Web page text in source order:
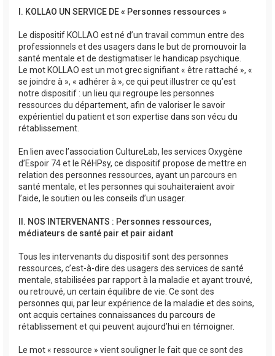
I. KOLLAO UN SERVICE DE « Personnes ressources »
Le dispositif KOLLAO est né d’un travail commun entre des
professionnels et des usagers dans le but de promouvoir la
santé mentale et de destigmatiser le handicap psychique.
Le mot KOLLAO est un mot grec signifiant « être rattaché », «
se joindre à », « adhérer à », ce qui peut illustrer ce qu’est
notre dispositif : un lieu qui regroupe les personnes
ressources du département, afin de valoriser le savoir
expérientiel du patient et son expertise dans son vécu du
rétablissement.
En lien avec l’association CultureLab, les services Oxygène
d’Espoir 74 et le RéHPsy, ce dispositif propose de mettre en
relation des personnes ressources, ayant un parcours en
santé mentale, et les personnes qui souhaiteraient avoir
l’aide, le soutien ou les conseils d’un usager.
II. NOS INTERVENANTS : Personnes ressources,
médiateurs de santé pair et pair aidant
Tous les intervenants du dispositif sont des personnes
ressources, c’est-à-dire des usagers des services de santé
mentale, stabilisées par rapport à la maladie et ayant trouvé,
ou retrouvé, un certain équilibre de vie. Ce sont des
personnes qui, par leur expérience de la maladie et des soins,
ont acquis certaines connaissances du parcours de
rétablissement et qui peuvent aujourd’hui en témoigner.
Le mot « ressource » vient souligner le fait que ce sont des